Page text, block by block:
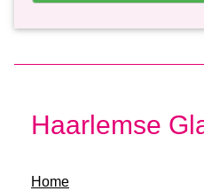
Haarlemse
Home